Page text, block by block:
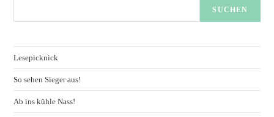
SUCHEN
Lesepicknick
So sehen Sieger aus!
Ab ins kühle Nass!